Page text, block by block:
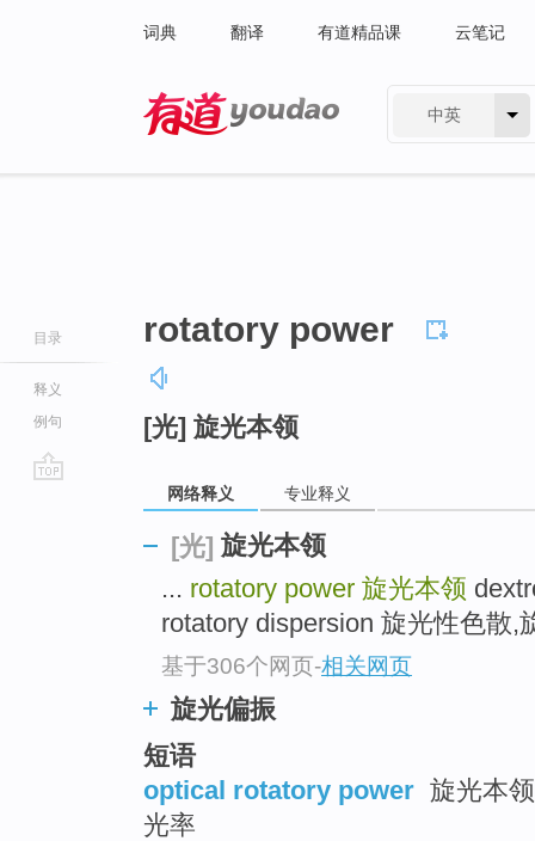
词典 翻译 有道精品课 云笔记
中英
目录
释义
例句
rotatory power
[光] 旋光本领
网络释义 专业释义
[光] 旋光本领
... rotatory power 旋光本领
rotatory dispersion 旋光性色散,
基于306个网页-相关网页
旋光偏振
短语
optical rotatory power 旋光本
光率